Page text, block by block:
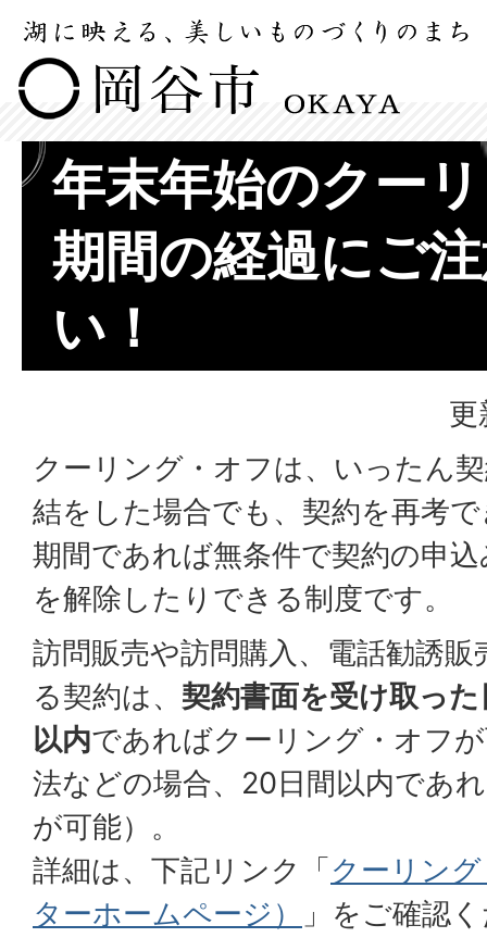
年末年始のクー
期間の経過にご
い！
更
クーリング・オフは、いったん
結をした場合でも、契約を再考
期間であれば無条件で契約の申
を解除したりできる制度です。
訪問販売や訪問購入、電話勧誘
る契約は、 契約書面を受け取っ
以内であればクーリング・オフ
法などの場合、20日間以内であ
が可能）。
詳細は、下記リンク「クーリン
ターホームページ）
」をご確認